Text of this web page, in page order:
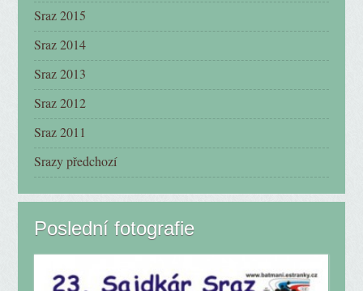
Sraz 2015
Sraz 2014
Sraz 2013
Sraz 2012
Sraz 2011
Srazy předchozí
Poslední fotografie